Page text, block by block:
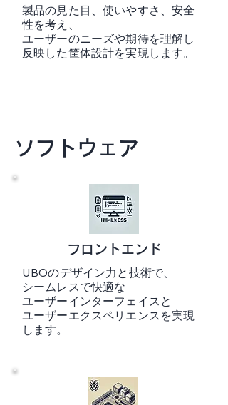
製品の見た目、使いやすさ、安全
性を考え、
ユーザーのニーズや期待を理解し
反映した筐体設計を実現します。
ソフトウェア
​フロントエンド
UBOのデザイン力と技術で、
シームレスで快適な
ユーザーインターフェイスと
ユーザーエクスペリエンスを実現
します。